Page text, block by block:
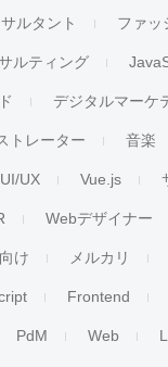
ルタント ファッ
ルティング
デジタルマーケ
トレーター 音楽
UI/UX Vue.js
Webデザイナー
け メルカリ
Frontend
PdM Web